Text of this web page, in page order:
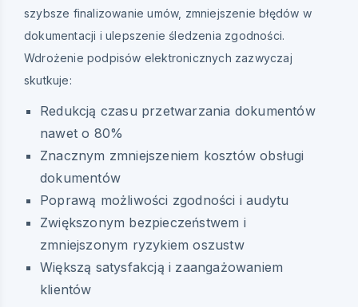
szybsze finalizowanie umów, zmniejszenie błędów w
dokumentacji i ulepszenie śledzenia zgodności.
Wdrożenie podpisów elektronicznych zazwyczaj
skutkuje:
Redukcją czasu przetwarzania dokumentów
nawet o 80%
Znacznym zmniejszeniem kosztów obsługi
dokumentów
Poprawą możliwości zgodności i audytu
Zwiększonym bezpieczeństwem i
zmniejszonym ryzykiem oszustw
Większą satysfakcją i zaangażowaniem
klientów